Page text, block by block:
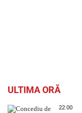
ULTIMA ORĂ
22:00